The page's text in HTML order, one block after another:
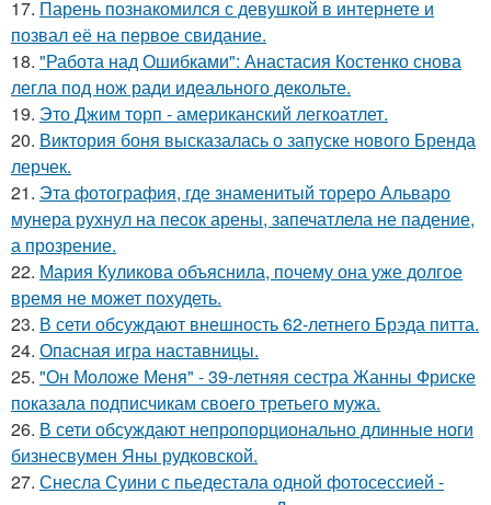
17. Парень познакомился с девушкой в интернете и
позвал её на первое свидание.
18. "Работа над Ошибками": Анастасия Костенко снова
легла под нож ради идеального декольте.
19. Это Джим торп - американский легкоатлет.
20. Виктория боня высказалась о запуске нового Бренда
лерчек.
21. Эта фотография, где знаменитый тореро Альваро
мунера рухнул на песок арены, запечатлела не падение,
а прозрение.
22. Мария Куликова объяснила, почему она уже долгое
время не может похудеть.
23. В сети обсуждают внешность 62-летнего Брэда питта.
24. Опасная игра наставницы.
25. "Он Моложе Меня" - 39-летняя сестра Жанны Фриске
показала подписчикам своего третьего мужа.
26. В сети обсуждают непропорционально длинные ноги
бизнесвумен Яны рудковской.
27. Снесла Суини с пьедестала одной фотосессией -